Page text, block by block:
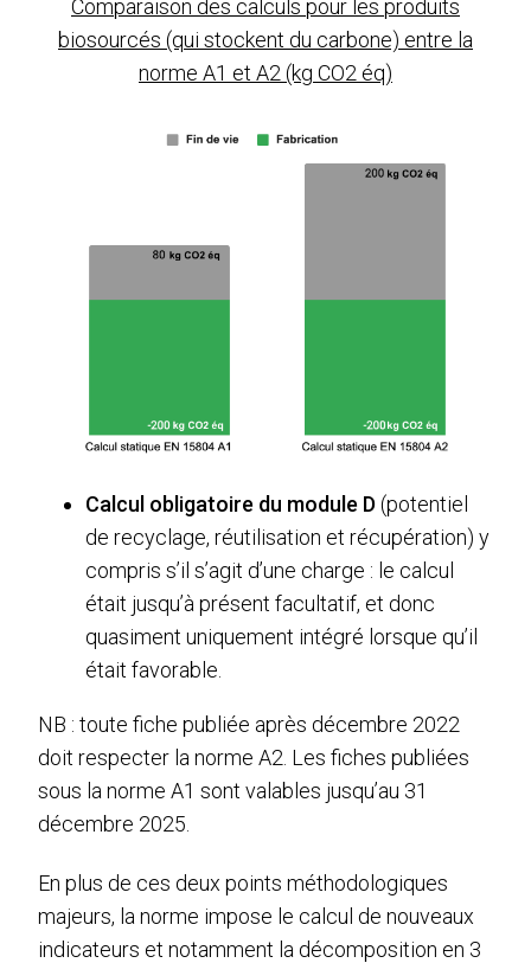
Comparaison des calculs pour les produits
biosourcés (qui stockent du carbone) entre la
norme A1 et A2 (kg CO2 éq)
Calcul obligatoire du module D(potentiel
de recyclage, réutilisation et récupération) y
compris s’il s’agit d’une charge : le calcul
était jusqu’à présent facultatif, et donc
quasiment uniquement intégré lorsque qu’il
était favorable.
NB : toute fiche publiée après décembre 2022
doit respecter la norme A2. Les fiches publiées
sous la norme A1 sont valables jusqu’au 31
décembre 2025.
En plus de ces deux points méthodologiques
majeurs, la norme impose le calcul de nouveaux
indicateurs et notamment la décomposition en 3